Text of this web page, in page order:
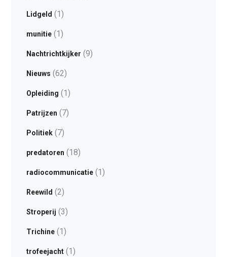
Lidgeld (1)
munitie(1)
Nachtrichtkijker (9)
Nieuws (62)
Opleiding (1)
Patrijzen (7)
Politiek(7)
predatoren (18)
radiocommunicatie(1)
Reewild (2)
Stroperij (3)
Trichine(1)
trofeejacht(1)